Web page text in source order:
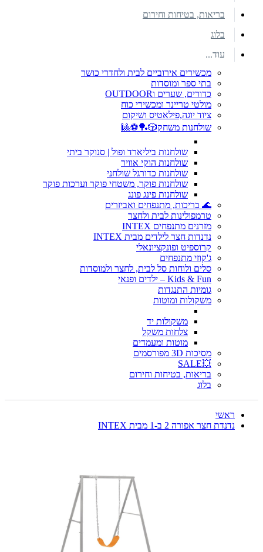
בריאות, בטיחות וחירום
בלוג
עוד...
מכשירים אירוביים לבית ולחדרי כושר
בתי ספר ומוסדות
כדורים, שערים וOUTDOOR
מולטי טריינר ומכשירי כוח
ציוד יוגה,פילאטיס ושיקום
שולחנות משחק🎲🏓⚽🎱
שולחנות ביליארד ופול | סנוקר ביתי
שולחנות הוקי אוויר
שולחנות כדורגל שולחני
שולחנות פוקר, משטחי פוקר וערכות פוקר
שולחנות פינג פונג
🌊 בריכות, מתנפחים ואביזרים
טרמפולינות לבית ולחצר
מזרנים מתנפחים INTEX
נדנדות חצר לילדים מבית INTEX
קרוספיט ופונקציונאלי
ג'קוזי מתנפחים
סלים ולוחות סל לבית, לחצר ולמוסדות
Kids & Fun – ילדים ופנאי
גומיות התנגדות
משקולות ומוטות
משקולות יד
צלחות משקל
מוטות ומעמדים
מסיכות 3D מפורסמים
💥SALE
בריאות, בטיחות וחירום
בלוג
ראשי
נדנדת חצר אפורה 2 ב-1 מבית INTEX